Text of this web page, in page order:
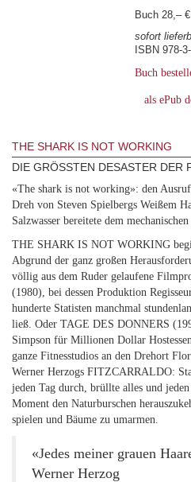
Buch 28,–
sofort
ISBN 978-
Buch
als ePub
THE SHARK IS NOT WORKING
DIE GRÖSSTEN DESASTER DER
«The shark is not working»: den
Dreh von Steven Spielbergs Weißem
Salzwasser bereitete dem
THE SHARK IS NOT WORKING
Abgrund der ganz großen
völlig aus dem Ruder gelaufene
(1980), bei dessen Produktion
hunderte Statisten manchmal
ließ. Oder TAGE DES DONNERS
Simpson für Millionen Dollar
ganze Fitnesstudios an den Drehort
Werner Herzogs FITZCARRALDO:
jeden Tag durch, brüllte alles und
Moment den Naturburschen
spielen und Bäume zu umarmen.
«Jedes meiner grauen
Werner Herzog